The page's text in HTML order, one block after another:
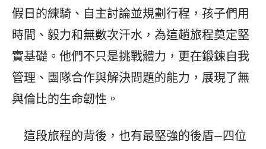
假日的練騎、自主討論並規劃行程，孩子們用
時間、毅力和無數次汗水，為這趟旅程奠定堅
實基礎。他們不只是挑戰體力，更在鍛鍊自我
管理、團隊合作與解決問題的能力，展現了無
與倫比的生命韌性。
這段旅程的背後，也有最堅強的後盾—四位